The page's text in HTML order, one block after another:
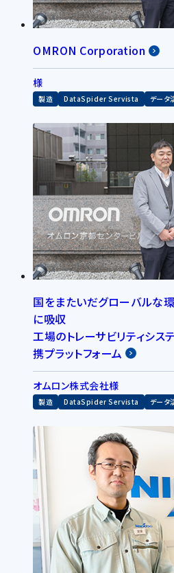
OMRON Corporation
様
製造 DataSpider Servista データ
国をまたいだグローバルな
に吸収
工場のトレーサビリティシス
携プラットフォーム
オムロン株式会社様
製造 DataSpider Servista データ